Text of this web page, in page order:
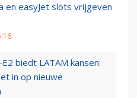
en easyJet slots vrijgeven
biedt LATAM kansen:
in op nieuwe